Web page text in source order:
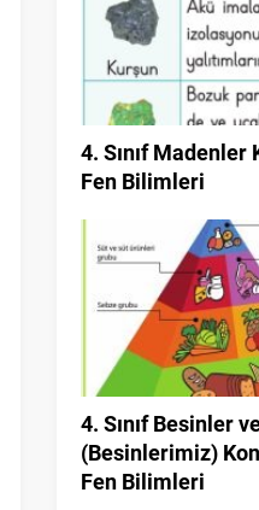
4. Sınıf Madenler
Fen Bilimleri
4. Sınıf Besinler
(Besinlerimiz)
Fen Bilimleri